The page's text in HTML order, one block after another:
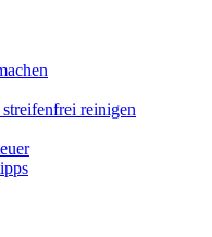
reinigen